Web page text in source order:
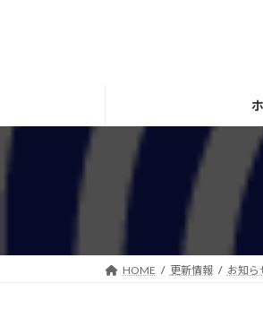
HOME 更新情報 お知ら